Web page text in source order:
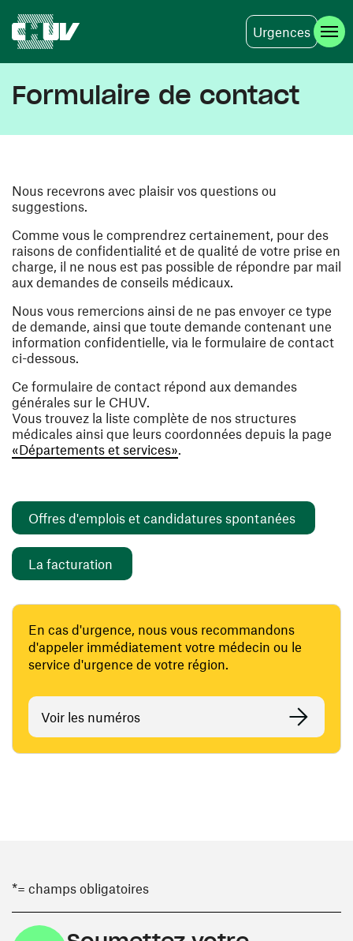
Urgences
Formulaire de contact
Nous recevrons avec plaisir vos questions ou
suggestions.
Comme vous le comprendrez certainement, pour des
raisons de confidentialité et de qualité de votre prise en
charge, il ne nous est pas possible de répondre par mail
aux demandes de conseils médicaux.
Nous vous remercions ainsi de ne pas envoyer ce type
de demande, ainsi que toute demande contenant une
information confidentielle, via le formulaire de contact
ci-dessous.
Ce formulaire de contact répond aux demandes
générales sur le CHUV.
Vous trouvez la liste complète de nos structures
médicales ainsi que leurs coordonnées depuis la page
«Départements et services».
Offres d'emplois et candidatures spontanées
La facturation
En cas d'urgence, nous vous recommandons
d'appeler immédiatement votre médecin ou le
service d'urgence de votre région.
Voir les numéros
*= champs obligatoires